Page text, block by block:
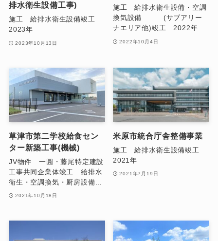
排水衛生設備工事)
施工 給排水衛生設備竣工
2023年
2023年10月13日
施工 給排水衛生設備・空調
換気設備 (サブアリー
ナエリア他)竣工 2022年
2022年10月4日
草津市第二学校給食セン
ター新築工事(機械)
JV物件 一圓・藤尾特定建設
工事共同企業体竣工 給排水
衛生・空調換気・厨房設備...
2021年10月18日
米原市統合庁舎整備事業
施工 給排水衛生設備竣工
2021年
2021年7月19日